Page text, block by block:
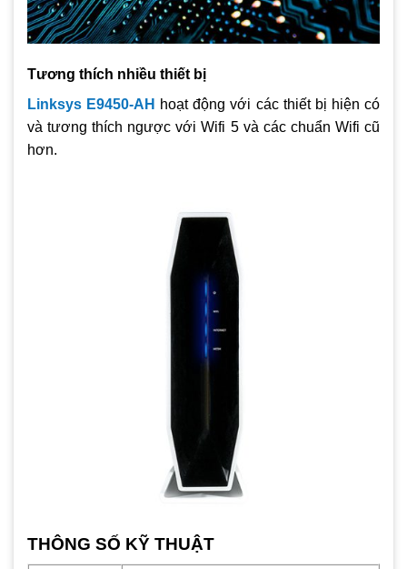
Tương thích nhiều thiết bị
Linksys E9450-AH hoạt động với các thiết bị hiện có
và tương thích ngược với Wifi 5 và các chuẩn Wifi cũ
hơn.
THÔNG SỐ KỸ THUẬT